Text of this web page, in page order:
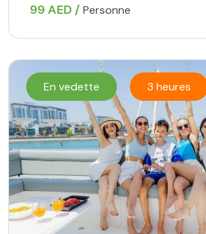
99 AED / Personne
En vedette 3 heures